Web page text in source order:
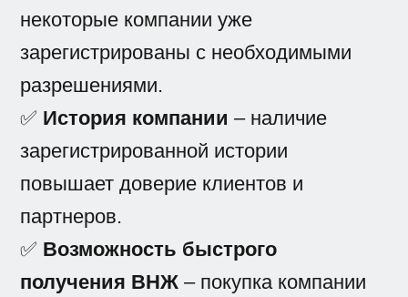
некоторые компании уже
зарегистрированы с необходимыми
разрешениями.
✅ История компании – наличие
зарегистрированной истории
повышает доверие клиентов и
партнеров.
✅ Возможность быстрого
получения ВНЖ – покупка компании